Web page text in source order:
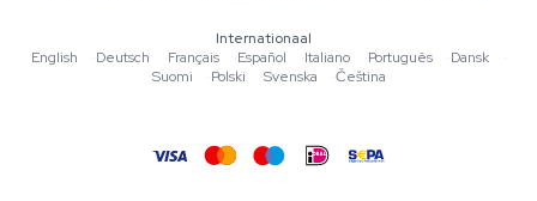
Tools & Calculators
Internationaal
English
·Deutsch ·Français ·Español ·Italiano ·Português ·Dansk
·
Suomi
·Polski ·Svenska ·Čeština